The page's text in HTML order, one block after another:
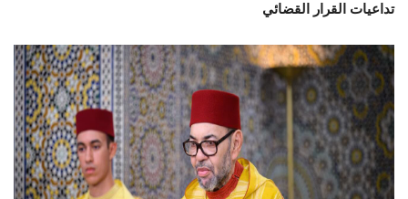
تداعيات القرار القضائي